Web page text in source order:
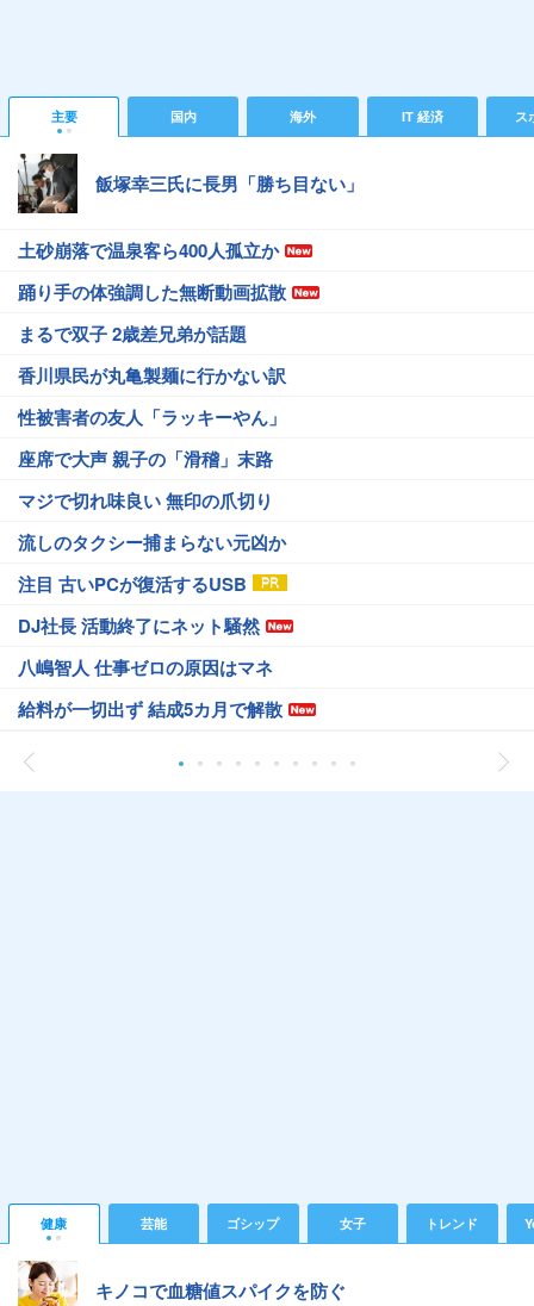
主要 国内 海外 IT 経済 ス
飯塚幸三氏に長男「勝ち目ない」
土砂崩落で温泉客ら400人孤立か
踊り手の体強調した無断動画拡散
まるで双子 2歳差兄弟が話題
香川県民が丸亀製麺に行かない訳
性被害者の友人「ラッキーやん」
座席で大声 親子の「滑稽」末路
マジで切れ味良い 無印の爪切り
流しのタクシー捕まらない元凶か
注目 古いPCが復活するUSB
DJ社長 活動終了にネット騒然
八嶋智人 仕事ゼロの原因はマネ
給料が一切出ず 結成5カ月で解散
健康 芸能 ゴシップ 女子 トレンド
キノコで血糖値スパイクを防ぐ